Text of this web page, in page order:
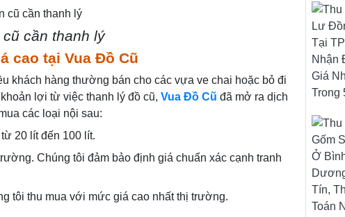
cần thanh lý
cao tại Vua Đồ Cũ
khách hàng thường bán cho các vựa ve chai hoặc bỏ đi
lợi từ việc thanh lý đồ cũ, Vua Đồ Cũ đã mở ra dịch
các loại nội sau:
20 lít đến 100 lít.
Chúng tôi đảm bảo định giá chuẩn xác cạnh tranh
tôi thu mua với mức giá cao nhất thị trường.